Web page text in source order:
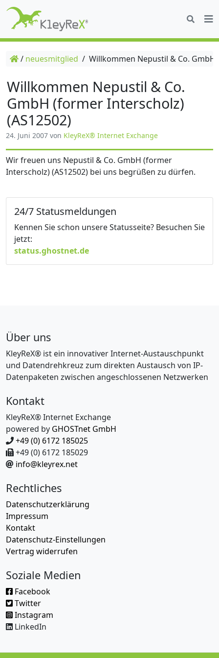
/ neuesmitglied / Willkommen Nepustil & Co.
Willkommen Nepustil & Co.
GmbH (former Interscholz)
(AS12502)
24. Juni 2007 von KleyReX® Internet Exchange
Wir freuen uns Nepustil & Co. GmbH (former
Interscholz) (AS12502) bei uns begrüßen zu dürfen.
24/7 Statusmeldungen
Kennen Sie schon unsere Statusseite? Besuchen Sie
jetzt:
status.ghostnet.de
Über uns
KleyReX® ist ein innovativer Internet-Austauschpunkt
und Datendrehkreuz zum direkten Austausch von IP-
Datenpaketen zwischen angeschlossenen Netzwerken
Kontakt
KleyReX® Internet Exchange
powered by GHOSTnet GmbH
+49 (0) 6172 185025
+49 (0) 6172 185029
info@kleyrex.net
Rechtliches
Datenschutzerklärung
Impressum
Kontakt
Datenschutz-Einstellungen
Vertrag widerrufen
Soziale Medien
Facebook
Twitter
Instagram
LinkedIn